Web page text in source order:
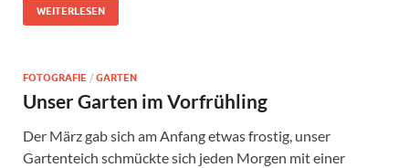
WEITERLESEN
FOTOGRAFIE / GARTEN
Unser Garten im Vorfrühling
Der März gab sich am Anfang etwas frostig, unser
Gartenteich schmückte sich jeden Morgen mit einer